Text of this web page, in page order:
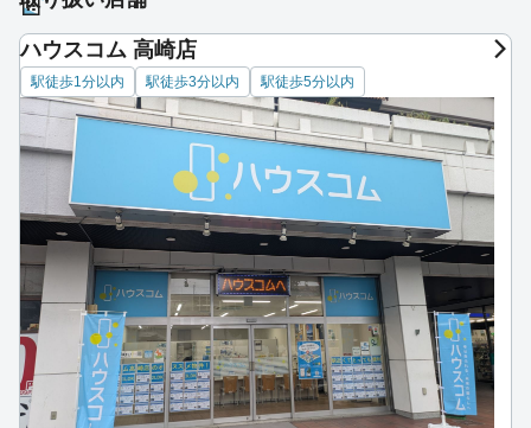
ハウスコム 高崎店
駅徒歩1分以内 駅徒歩3分以内 駅徒歩5分以内